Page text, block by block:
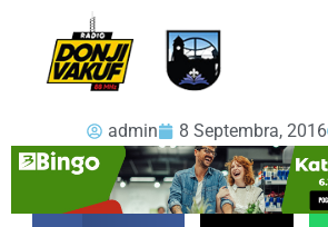
admin 8 Septembra, 2016